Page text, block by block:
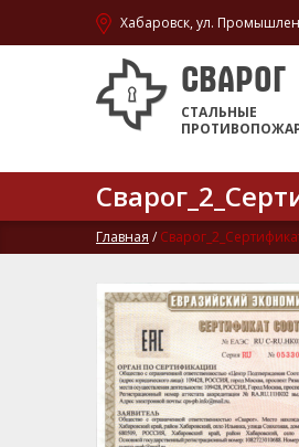
Хабаровск, ул.
СВАРОГ
СТАЛЬНЫЕ
Главная /